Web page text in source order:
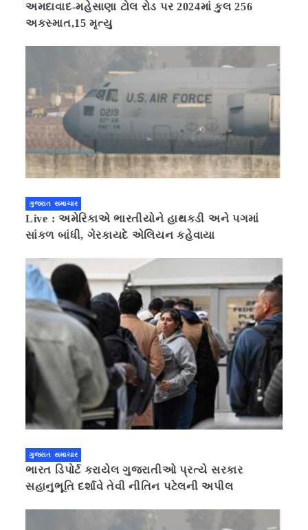
અમદાવાદ-મહેસાણા ટોલ રોડ પર 2024માં કુલ 256
અકસ્માત,15 મૃત્યુ
ગુજરાત સમાચાર
Live : અમેરિકાએ ભારતીયોને હાથકડી અને પગમાં
સાંકળ બાંધી, ગેરકાયદે એલિયન કહેવાયા
ગુજરાત સમાચાર
ભારત ડિપોર્ટ કરાયેલ ગુજરાતીઓ પ્રત્યે સરકાર
સહાનુભૂતિ દર્શાવે તેવી નીતિન પટેલની અપીલ